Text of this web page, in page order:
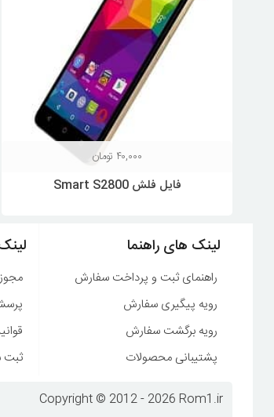
فایل فلش Smart S2800
۴۰,۰۰۰ تومان
لینک های راهنما
راهنمای ثبت و پرداخت سفارش
رویه پیگیری سفارش
رویه برگشت سفارش
پشتیبانی محصولات
Copyright © 2012 - 2026 Rom1.ir